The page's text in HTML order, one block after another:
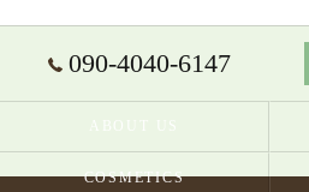
090-4040-6147
ABOUT US
COSMETICS